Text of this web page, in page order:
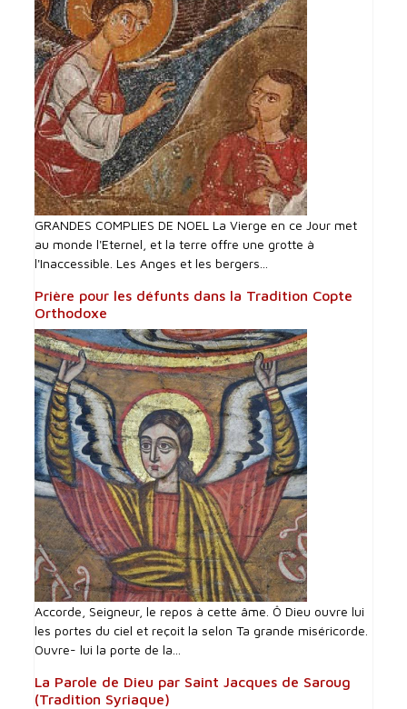
GRANDES COMPLIES DE NOEL La Vierge en ce Jour met
au monde l'Eternel, et la terre offre une grotte à
l'Inaccessible. Les Anges et les bergers...
Prière pour les défunts dans la Tradition Copte
Orthodoxe
Accorde, Seigneur, le repos à cette âme. Ô Dieu ouvre lui
les portes du ciel et reçoit la selon Ta grande miséricorde.
Ouvre- lui la porte de la...
La Parole de Dieu par Saint Jacques de Saroug
(Tradition Syriaque)